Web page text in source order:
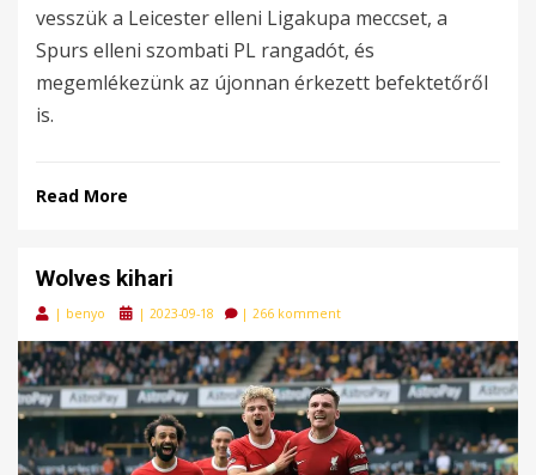
vesszük a Leicester elleni Ligakupa meccset, a
Spurs elleni szombati PL rangadót, és
megemlékezünk az újonnan érkezett befektetőről
is.
Read More
Wolves kihari
| benyo
Posted
| 2023-09-18 | 266 komment